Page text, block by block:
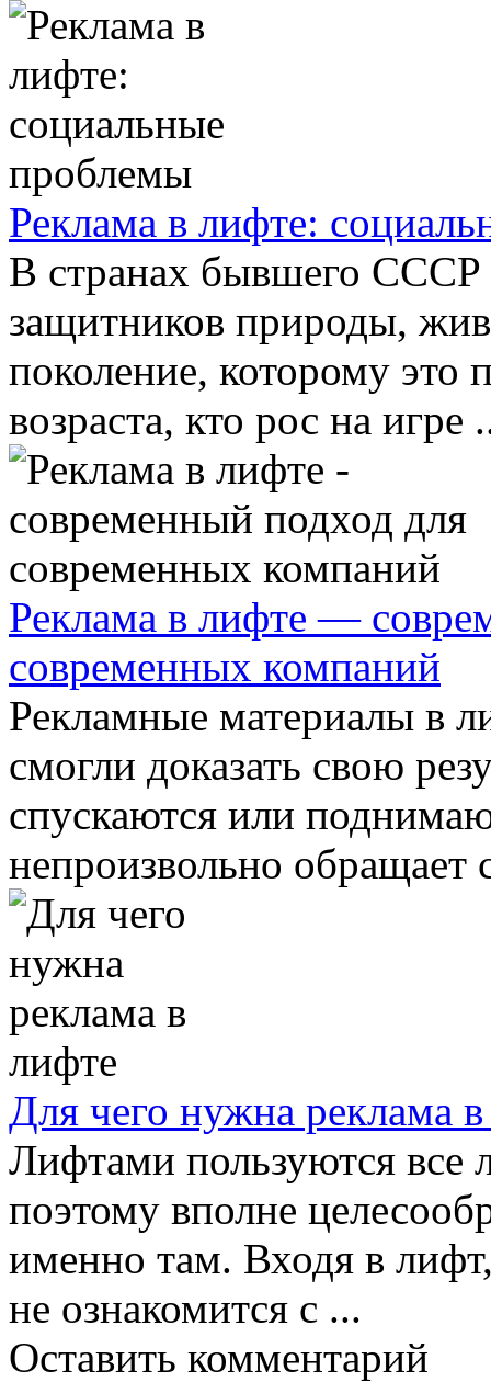
Реклама в лифте:
В странах бывшего СССР
защитников природы,
поколение, которому это
возраста, кто рос на игре
Реклама в лифте —
современных компаний
Рекламные материалы в
смогли доказать свою
спускаются или
непроизвольно обращает
Для чего нужна реклама
Лифтами пользуются все
поэтому вполне
именно там. Входя в
не ознакомится с ...
Оставить комментарий